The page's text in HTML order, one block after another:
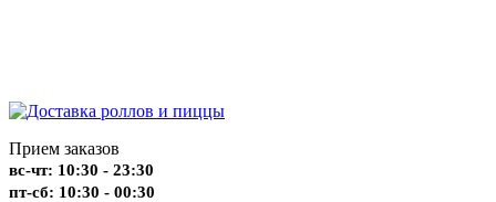
Прием заказов
вс-чт: 10:30 - 23:30
пт-сб: 10:30 - 00:30